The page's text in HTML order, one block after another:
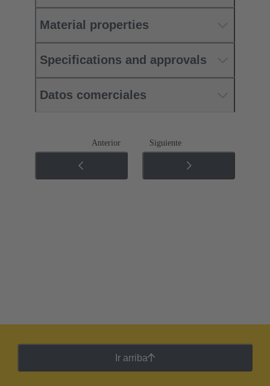
Material properties
Specifications and approvals
Datos comerciales
Anterior Siguiente
Ir arriba